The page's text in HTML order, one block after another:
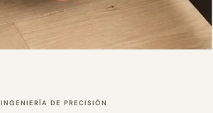
INGENIERÍA DE PRECISIÓN